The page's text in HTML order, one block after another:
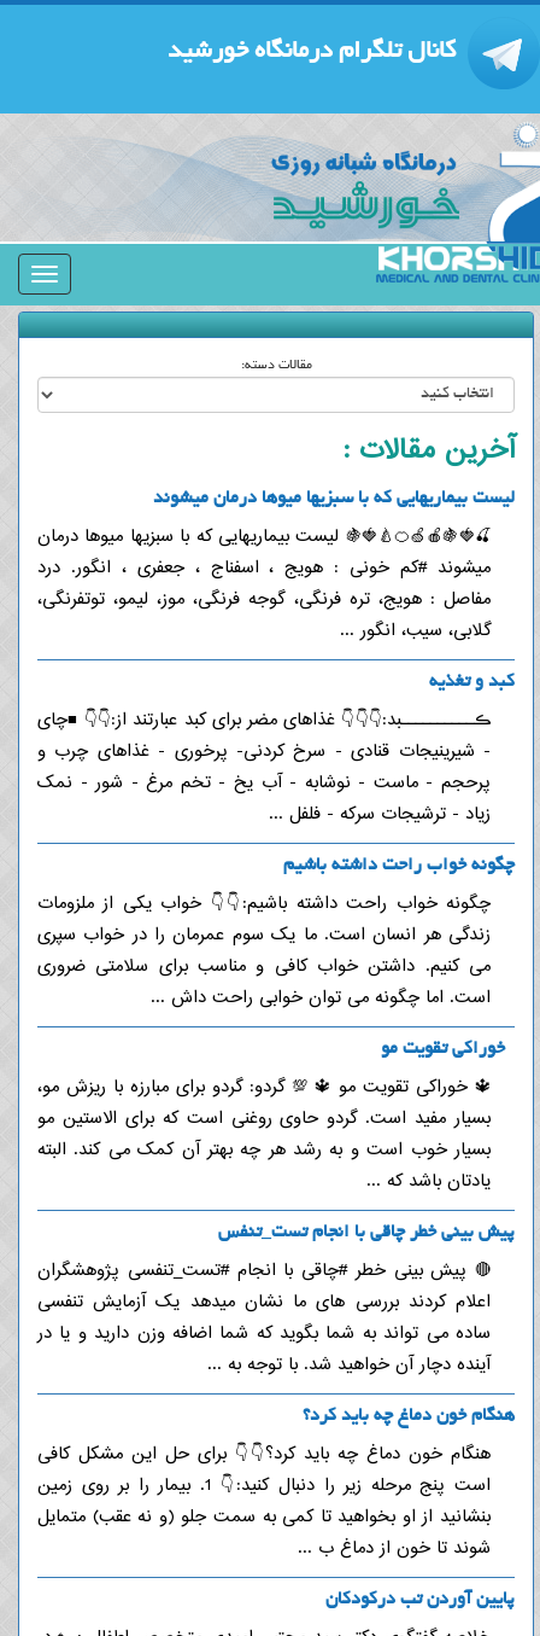
کانال تلگرام درمانگاه خورشید
منوی
جمع
مقالات دسته:
آخرین مقالات :
لیست بیماریهایی که با سبزیها میوها درمان میشوند
🍒🍓🍇🍎🍏🍊🍐🍓🍇 لیست بیماریهایی که با سبزیها میوها درمان
میشوند #کم خونی : هویج ، اسفناج ، جعفری ، انگور. درد
مفاصل : هویج، تره فرنگی، گوجه فرنگی، موز، لیمو، توتفرنگی،
گلابی، سیب، انگور ...
کبد و تغذیه
ڪــــــــــبد:👇👇👇 غذاهای مضر برای کبد عبارتند از:👇👇 ■چای
- شیرینیجات قنادی - سرخ کردنی- پرخوری - غذاهای چرب و
پرحجم - ماست - نوشابه - آب یخ - تخم مرغ - شور - نمک
زیاد - ترشیجات سرکه - فلفل ...
چگونه خواب راحت داشته باشیم
چگونه خواب راحت داشته باشیم:👇👇 خواب یکی از ملزومات
زندگی هر انسان است. ما یک سوم عمرمان را در خواب سپری
می کنیم. داشتن خواب کافی و مناسب برای سلامتی ضروری
است. اما چگونه می توان خوابی راحت داش ...
‌ ‌ خوراکی تقویت مو
🔱 خوراکی تقویت مو 🔱 💯 گردو: گردو برای مبارزه با ریزش مو،
بسیار مفید است. گردو حاوی روغنی است که برای الاستین مو
بسیار خوب است و به رشد هر چه بهتر آن کمک می کند. البته
یادتان باشد که ...
پیش بینی خطر چاقی با انجام تست_تنفس
🔴 پیش بینی خطر #چاقی با انجام #تست_تنفسی پژوهشگران
اعلام کردند بررسی های ما نشان میدهد یک آزمایش تنفسی
ساده می تواند به شما بگوید که شما اضافه وزن دارید و یا در
آینده دچار آن خواهید شد. با توجه به ...
هنگام خون دماغ چه باید کرد؟
هنگام خون دماغ چه باید کرد؟👇👇 برای حل این مشکل کافی
است پنج مرحله زیر را دنبال کنید:👇 1. بیمار را بر روی زمین
بنشانید از او بخواهید تا کمی به سمت جلو (و نه عقب) متمایل
شوند تا خون از دماغ ب ...
پایین آوردن تب درکودکان